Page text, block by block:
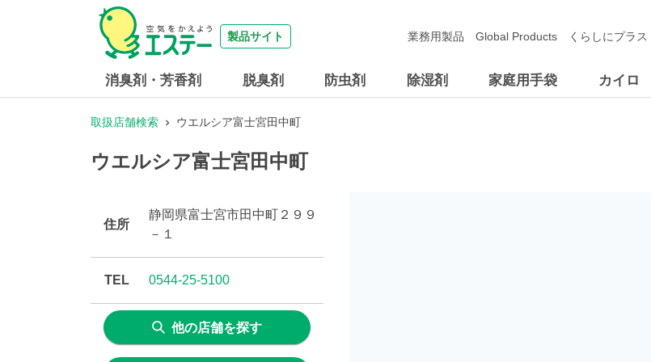
製品サイト
消臭剤・芳香剤 脱臭剤 防虫剤 除湿剤 家庭用手袋 カイロ
業務用製品 Global Products くらしにプラス
取扱店舗検索 ウエルシア富士宮田中町
ウエルシア富士宮田中町
住所
静岡県富士宮市田中町２９９
－１
TEL 0544-25-5100
他の店舗を探す